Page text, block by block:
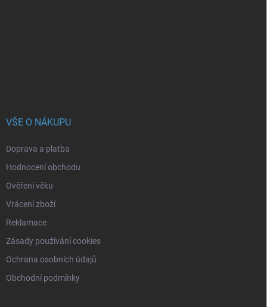
VŠE O NÁKUPU
Doprava a platba
Hodnocení obchodu
Ověření věku
Vrácení zboží
Reklamace
Zásady používání cookies
Ochrana osobních údajů
Obchodní podmínky